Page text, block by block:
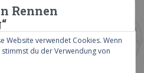
Rennen
Website verwendet Cookies. Wenn
du der Verwendung von